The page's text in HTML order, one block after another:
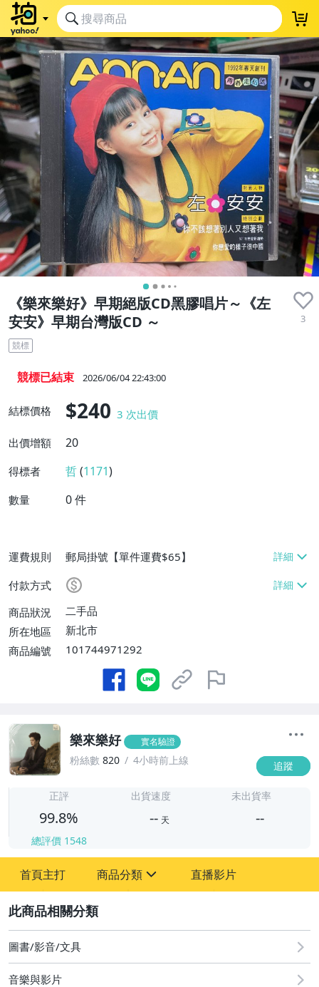
《樂來樂好》早期絕版CD黑膠唱片～《左
安安》早期台灣版CD ～
3
競標
競標已結束 2026/06/04 22:43:00
結標價格 $240 3 次出價
出價增額
20
得標者 哲(1171)
數量 0件
運費規則
郵局掛號【單件運費$65】
付款方式
商品狀況
二手品
所在地區
新北市
商品編號
101744971292
樂來樂好 實名驗證
粉絲數 820 4小時前上線 追蹤
正評
99.8%
總評價 1548
出貨速度
-- 天
未出貨率
--
首頁主打 商品分類
圖書/影音/文具
古董、藝術與礦石
直播影片
圖書/影音/文具
音樂與影片